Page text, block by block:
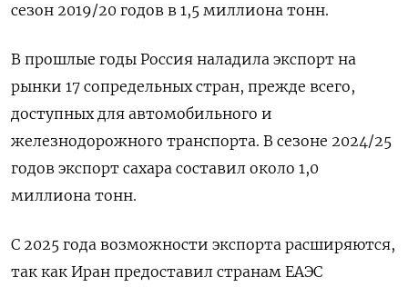
сезон 2019/20 годов в 1,5 миллиона тонн.
В прошлые годы ⁠Россия наладила экспорт на
рынки 17 сопредельных стран, прежде всего,
доступных для ‌автомобильного и
железнодорожного транспорта. В сезоне 2024/25
годов ‍экспорт сахара составил около 1,0
миллиона тонн.
С 2025 ‌года возможности экспорта расширяются,
так как Иран предоставил странам ЕАЭС ​